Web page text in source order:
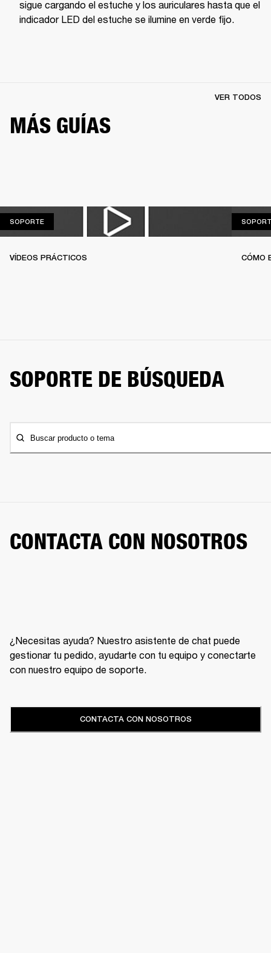
sigue cargando el estuche y los auriculares hasta que el
indicador LED del estuche se ilumine en verde fijo.
MÁS GUÍAS
VER TODOS
SOPORTESOPORTE
VÍDEOS PRÁCTICOS CÓMO
SOPORTE DE BÚSQUEDA
Buscar producto o tema
CONTACTA CON NOSOTROS
¿Necesitas ayuda? Nuestro asistente de chat puede
gestionar tu pedido, ayudarte con tu equipo y conectarte
con nuestro equipo de soporte.
CONTACTA CON NOSOTROS